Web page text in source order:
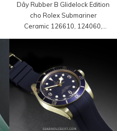
Dây Rubber B Glidelock Edition
cho Rolex Submariner
Ceramic 126610, 124060,